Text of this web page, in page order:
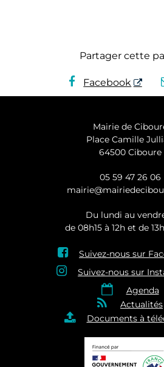
Partager cette
Facebook
Mairie de
Place Camille
64500 Ciboure
05 59 47 26 06
Du lundi au
de 08h15 à 12h et de
 Suivez-nous sur
 Suivez-nous sur
 Agenda
 Actualités
 Documents à